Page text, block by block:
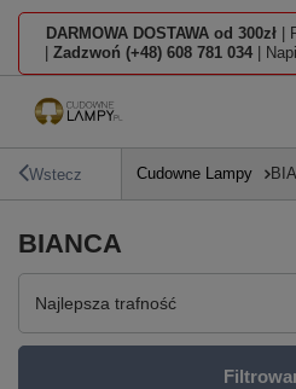
DARMOWA DOSTAWA od 300zł |
Zadzwoń (+48) 608 781 034 |
Wstecz Cudowne Lampy
BIANCA
Zmień sortowanie
Najlepsza trafność